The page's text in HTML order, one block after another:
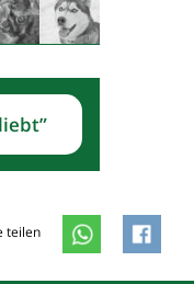
teilen